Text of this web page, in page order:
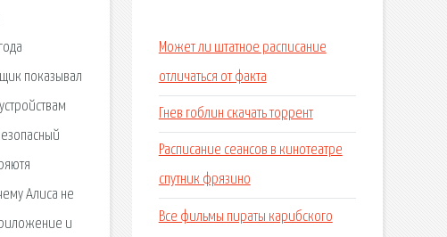
показывал
Алиса не
и
Может ли штатное расписание
отличаться от факта
Гнев гоблин скачать торрент
Расписание сеансов в кинотеатре
спутник фрязино
Все фильмы пираты карибского